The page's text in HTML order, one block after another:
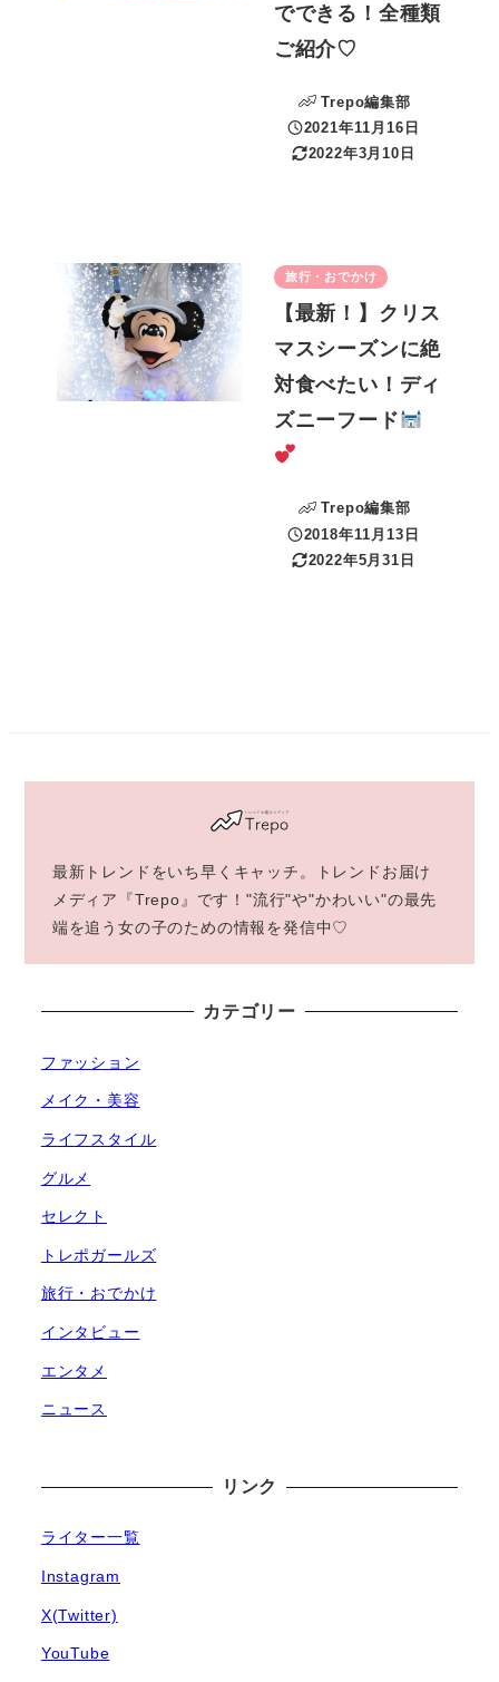
でできる！全種類
ご紹介♡
Trepo編集部
投稿日
2021年11月16日
更新日
2022年3月10日
旅行・おでかけ
【最新！】クリス
マスシーズンに絶
対食べたい！ディ
ズニーフード
Trepo編集部
投稿日
2018年11月13日
更新日
2022年5月31日
最新トレンドをいち早くキャッチ。トレンドお届け
メディア『Trepo』です！"流行"や"かわいい"の最先
端を追う女の子のための情報を発信中♡
カテゴリー
ファッション
メイク・美容
ライフスタイル
グルメ
セレクト
トレポガールズ
旅行・おでかけ
インタビュー
エンタメ
ニュース
リンク
ライター一覧
Instagram
X(Twitter)
YouTube